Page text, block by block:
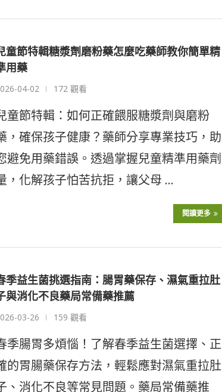
童節特輯糖漿劑磨粉藥怎麼吃藥師教你簡單精
用藥
04-02 172 觀看
童節特輯：如何正確餵服糖漿劑與磨粉
，確保孩子健康？藥師分享專業技巧，助
避免用藥錯誤。透過掌握兒童精準用藥劑
，化解孩子怕苦抗拒，讓父母 …
閱讀更多
季益生菌挑選指南：腸胃藥保存、濕氣重拉肚
與消化不良藥局常備藥推薦
03-26 159 觀看
季腸胃多煩惱！了解春季益生菌選擇、正
的胃腸藥保存方法，輕鬆應對濕氣重拉肚
、消化不良等常見問題。藥局常備藥推